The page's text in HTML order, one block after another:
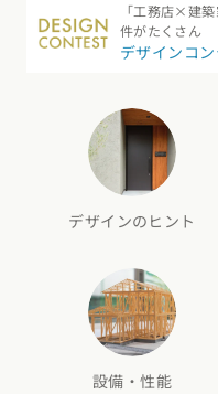
「工務店×建
件がたくさん
デザインコ
デザインのヒント
設備・性能